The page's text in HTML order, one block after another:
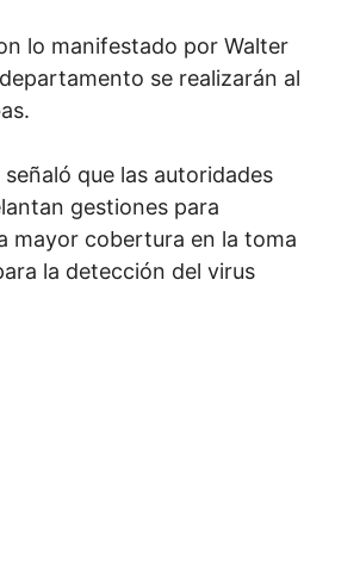
lo manifestado por Walter
se realizarán al
que las autoridades
gestiones para
mayor cobertura en la toma
la detección del virus